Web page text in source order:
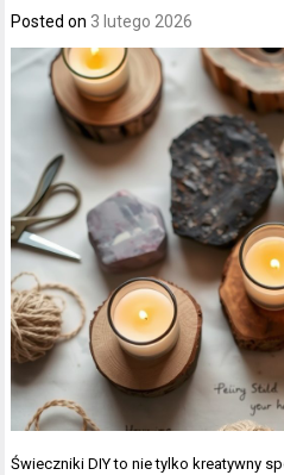
Posted on 3 lutego 2026
Świeczniki DIY to nie tylko kreatywny